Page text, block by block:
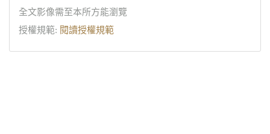
全文影像需至本所方能瀏覽
授權規範: 閱讀授權規範